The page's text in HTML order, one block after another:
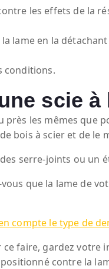
les effets de la
lame en la
conditions.
scie à
près les mêmes que
bois à scier et de le
serre-joints ou un
que la lame de
compte le type de
faire, gardez
contre la